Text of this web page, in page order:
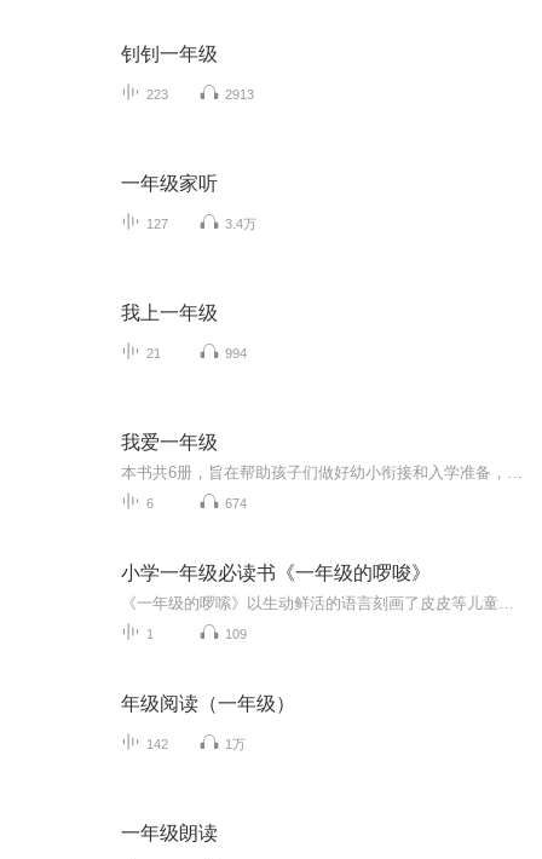
钊钊一年级
223 2913
一年级家听
127 3.4万
我上一年级
21 994
我爱一年级
6 674
小学一年级必读书《一年级的啰唆》
1 109
年级阅读（一年级）
142 1万
一年级朗读